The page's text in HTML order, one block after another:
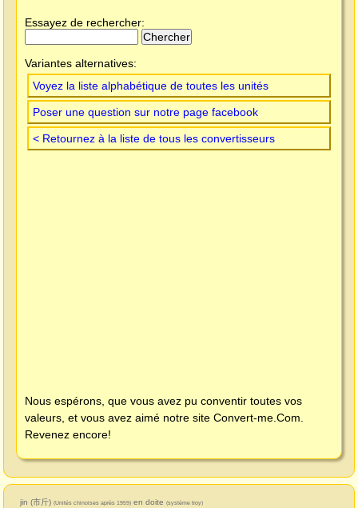
Essayez de rechercher:
Variantes alternatives:
Voyez la liste alphabétique de toutes les unités
Poser une question sur notre page facebook
< Retournez à la liste de tous les convertisseurs
Nous espérons, que vous avez pu conventir toutes vos
valeurs, et vous avez aimé notre site Convert-me.Com
Revenez encore!
jin (市斤) (Unités chinoises après 1959) en doite (système troy)